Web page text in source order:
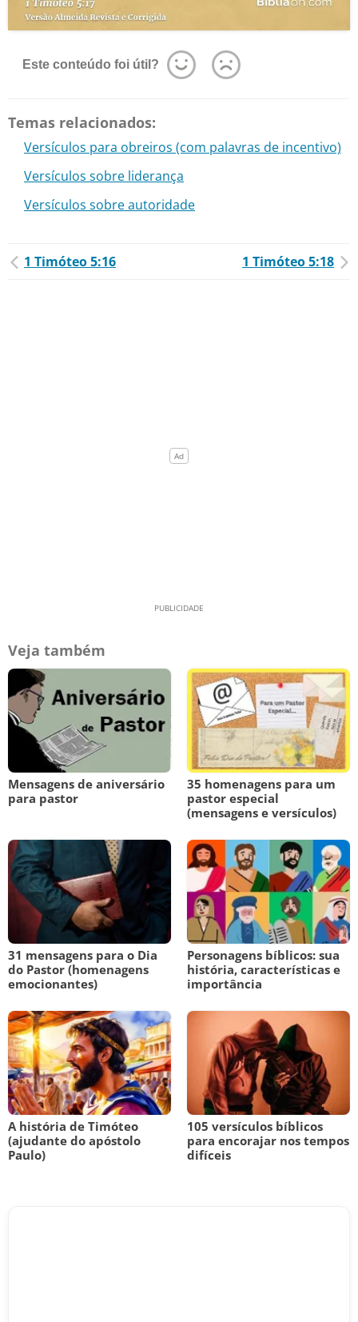
Este conteúdo foi útil?
Temas relacionados:
Versículos para obreiros (com palavras de incentivo)
Versículos sobre liderança
Versículos sobre autoridade
1 Timóteo 5:16 1 Timóteo 5:18
Veja também
Mensagens de aniversário
para pastor
35 homenagens para um
pastor especial
(mensagens e versículos)
31 mensagens para o Dia
do Pastor (homenagens
emocionantes)
Personagens bíblicos: sua
história, características e
importância
A história de Timóteo
(ajudante do apóstolo
Paulo)
105 versículos bíblicos
para encorajar nos tempos
difíceis